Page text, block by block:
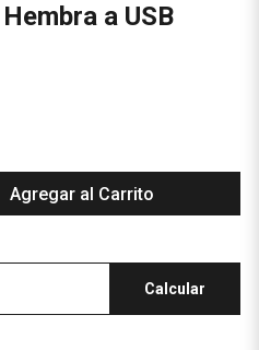
a USB
Agregar al Carrito
Calcular